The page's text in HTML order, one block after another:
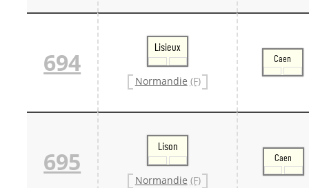
694
Lisieux
Normandie (F)
Caen
695
Lison
Normandie (F)
Caen